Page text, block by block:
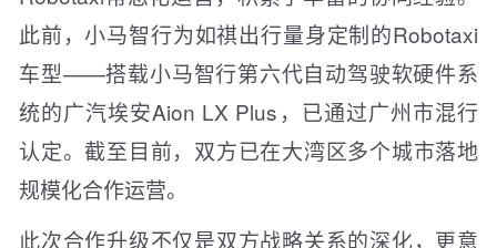
此前，小马智行为如祺出行量身定制的Robotaxi
车型——搭载小马智行第六代自动驾驶软硬件系
统的广汽埃安Aion LX Plus，已通过广州市混行
认定。截至目前，双方已在大湾区多个城市落地
规模化合作运营。
此次合作升级不仅是双方战略关系的深化，更意